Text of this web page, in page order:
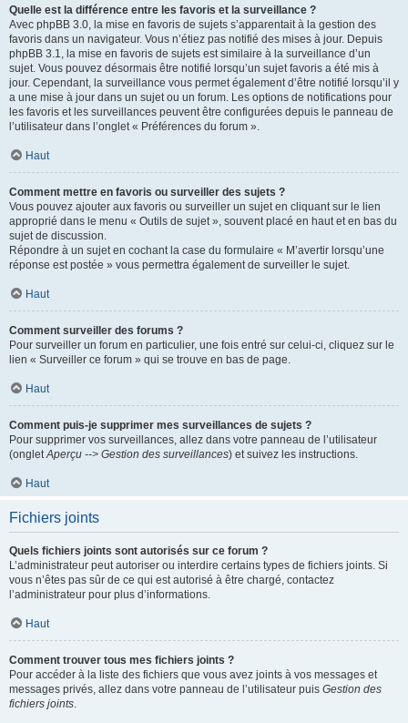
Quelle est la différence entre les favoris et la surveillance ?
Avec phpBB 3.0, la mise en favoris de sujets s’apparentait à la gestion des
favoris dans un navigateur. Vous n’étiez pas notifié des mises à jour. Depuis
phpBB 3.1, la mise en favoris de sujets est similaire à la surveillance d’un
sujet. Vous pouvez désormais être notifié lorsqu’un sujet favoris a été mis à
jour. Cependant, la surveillance vous permet également d’être notifié lorsqu’il y
a une mise à jour dans un sujet ou un forum. Les options de notifications pour
les favoris et les surveillances peuvent être configurées depuis le panneau de
l’utilisateur dans l’onglet « Préférences du forum ».
Haut
Comment mettre en favoris ou surveiller des sujets ?
Vous pouvez ajouter aux favoris ou surveiller un sujet en cliquant sur le lien
approprié dans le menu « Outils de sujet », souvent placé en haut et en bas du
sujet de discussion.
Répondre à un sujet en cochant la case du formulaire « M’avertir lorsqu’une
réponse est postée » vous permettra également de surveiller le sujet.
Haut
Comment surveiller des forums ?
Pour surveiller un forum en particulier, une fois entré sur celui-ci, cliquez sur le
lien « Surveiller ce forum » qui se trouve en bas de page.
Haut
Comment puis-je supprimer mes surveillances de sujets ?
Pour supprimer vos surveillances, allez dans votre panneau de l’utilisateur
(ongletAperçu --> Gestion des surveillances) et suivez les instructions.
Haut
Fichiers joints
Quels fichiers joints sont autorisés sur ce forum ?
L’administrateur peut autoriser ou interdire certains types de fichiers joints. Si
vous n’êtes pas sûr de ce qui est autorisé à être chargé, contactez
l’administrateur pour plus d’informations.
Haut
Comment trouver tous mes fichiers joints ?
Pour accéder à la liste des fichiers que vous avez joints à vos messages et
messages privés, allez dans votre panneau de l’utilisateur puis Gestion des
fichiers joints.